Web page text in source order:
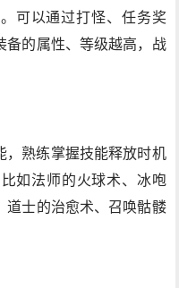
可以通过打怪、任务奖
备的属性、等级越高，战
，熟练掌握技能释放时机
如法师的火球术、冰咆
道士的治愈术、召唤骷髅